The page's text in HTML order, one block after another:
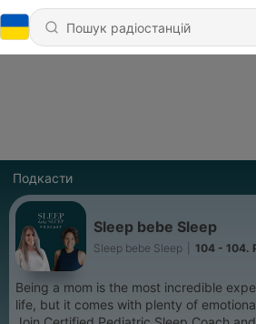
Подкасти
Sleep bebe Sleep
Sleep bebe Sleep 104 - 104.
Being a mom is the most incredible
life, but it comes with plenty of